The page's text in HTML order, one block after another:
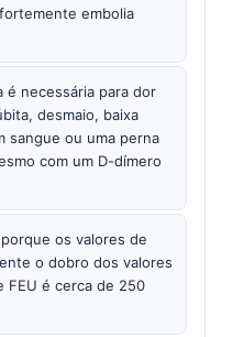
embolia
é necessária para dor
desmaio, baixa
sangue ou uma perna
com um D-dímero
porque os valores de
o dobro dos valores
FEU é cerca de 250